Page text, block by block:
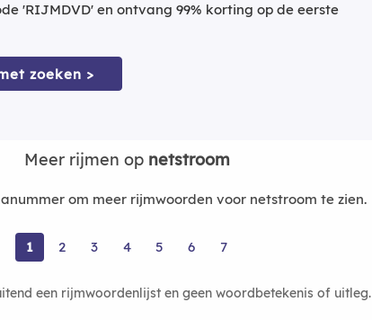
'RIJMDVD' en ontvang 99% korting op de eerste
zoeken >
Meer rijmen op netstroom
om meer rijmwoorden voor netstroom te zien.
1 2 3 4 5 6 7
een rijmwoordenlijst en geen woordbetekenis of uitleg.